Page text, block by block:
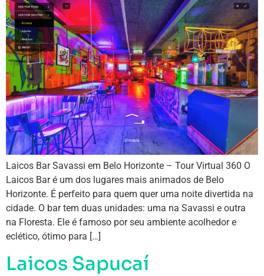
Laicos Bar Savassi em Belo Horizonte – Tour Virtual 360 O
Laicos Bar é um dos lugares mais animados de Belo
Horizonte. É perfeito para quem quer uma noite divertida na
cidade. O bar tem duas unidades: uma na Savassi e outra
na Floresta. Ele é famoso por seu ambiente acolhedor e
eclético, ótimo para […]
Laicos Sapucaí